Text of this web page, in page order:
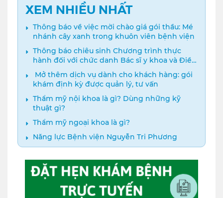
XEM NHIỀU NHẤT
Thông báo về việc mời chào giá gói thầu: Mé
nhánh cây xanh trong khuôn viên bệnh viện
Thông báo chiêu sinh Chương trình thực
hành đối với chức danh Bác sĩ y khoa và Điều
dưỡng năm 2024
️ Mở thêm dịch vụ dành cho khách hàng: gói
khám định kỳ được quản lý, tư vấn
Thẩm mỹ nội khoa là gì? Dùng những kỹ
thuật gì?
Thẩm mỹ ngoại khoa là gì?
Năng lực Bệnh viện Nguyễn Tri Phương